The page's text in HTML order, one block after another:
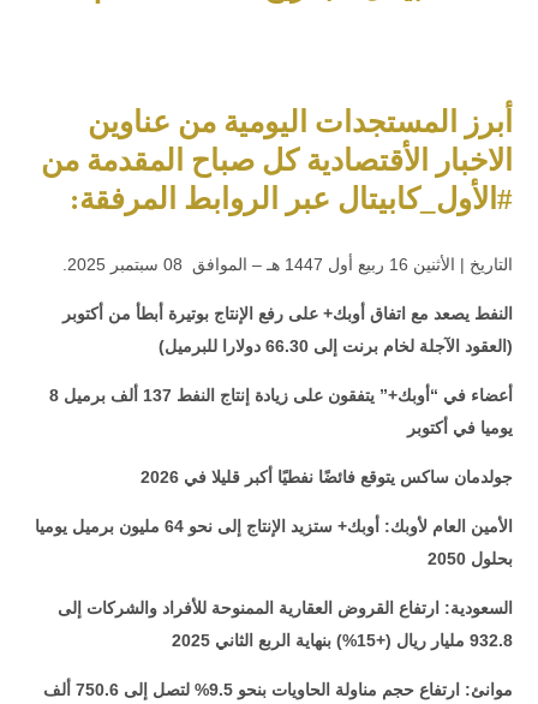
أبرز المستجدات اليومية من عناوين
الاخبار الأقتصادية كل صباح المقدمة من
#الأول_كابيتال عبر الروابط المرفقة:
.التاريخ | الأثنين 16 ربيع أول 1447 هـ – الموافق 08 سبتمبر 2025
النفط يصعد مع اتفاق أوبك+ على رفع الإنتاج بوتيرة أبطأ من أكتوبر
(العقود الآجلة لخام برنت إلى 66.30 دولارا للبرميل)
8 أعضاء في “أوبك+” يتفقون على زيادة إنتاج النفط 137 ألف برميل
يوميا في أكتوبر
جولدمان ساكس يتوقع فائضًا نفطيًا أكبر قليلا في 2026
الأمين العام لأوبك: أوبك+ ستزيد الإنتاج إلى نحو 64 مليون برميل يوميا
بحلول 2050
السعودية: ارتفاع القروض العقارية الممنوحة للأفراد والشركات إلى
932.8 مليار ريال (+15%) بنهاية الربع الثاني 2025
موانئ: ارتفاع حجم مناولة الحاويات بنحو 9.5% لتصل إلى 750.6 ألف